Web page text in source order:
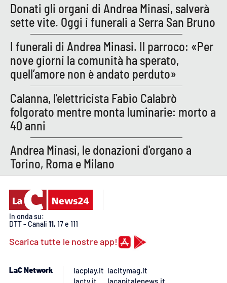
Lamezia Terme
PROGETTI
SPECIALI
Buona Sanità Calabria
LA
CALABRIAVISIONE
Destinazioni
Eventi
Food
Storie
Donati gli organi di Andrea Minasi, salverà
sette vite. Oggi i funerali a Serra San Bruno
I funerali di Andrea Minasi. Il parroco: «Per
nove giorni la comunità ha sperato,
quell’amore non è andato perduto»
Calanna, l'elettricista Fabio Calabrò
folgorato mentre monta luminarie: morto a
40 anni
Andrea Minasi, le donazioni d'organo a
Torino, Roma e Milano
In onda su:
DTT - Canali 11, 17 e 111
Scarica tutte le nostre app!
LaC Network
lacplay.it
lactv.it
lacitymag.it
lacapitalenews.it